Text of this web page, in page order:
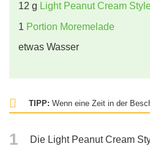
12 g Light Peanut Cream
1 Portion Moremelade
etwas Wasser
TIPP: Wenn eine Zeit in der
1
Die Light Peanut Cream